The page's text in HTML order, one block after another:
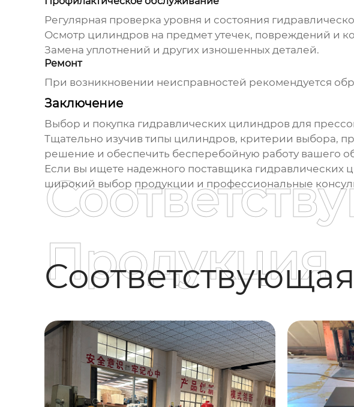
Регулярная проверка уровня и состояния
Осмотр цилиндров на предмет утечек, повреждений и
Замена уплотнений и других изношенных деталей.
Ремонт
При возникновении неисправностей рекомендуется
Заключение
Выбор и покупка гидравлических цилиндров для
Тщательно изучив типы цилиндров, критерии выбора,
решение и обеспечить бесперебойную работу вашего
Если вы ищете надежного поставщика гидравлических
широкий выбор продукции и профессиональные
Соответствующая
Продукция